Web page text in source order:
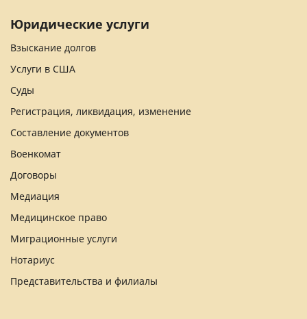
Юридические услуги
Взыскание долгов
Услуги в США
Суды
Регистрация, ликвидация, изменение
Составление документов
Военкомат
Договоры
Медиация
Медицинское право
Миграционные услуги
Нотариус
Представительства и филиалы